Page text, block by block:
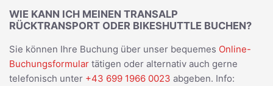
WIE KANN ICH MEINEN TRANSALP
RÜCKTRANSPORT ODER BIKESHUTTLE BUCHEN?
Sie können Ihre Buchung über unser bequemes Online-
Buchungsformular tätigen oder alternativ auch gerne
telefonisch unter +43 699 1966 0023 abgeben. Info: